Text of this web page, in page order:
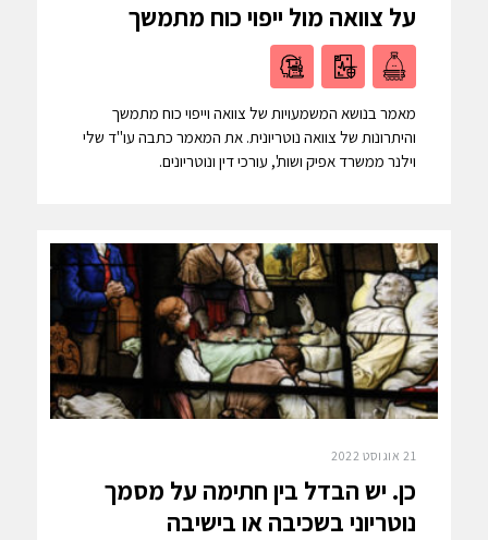
על צוואה מול ייפוי כוח מתמשך
מאמר בנושא המשמעויות של צוואה וייפוי כוח מתמשך
והיתרונות של צוואה נוטריונית. את המאמר כתבה עו"ד שלי
וילנר ממשרד אפיק ושות', עורכי דין ונוטריונים.
21 אוגוסט 2022
כן. יש הבדל בין חתימה על מסמך
נוטריוני בשכיבה או בישיבה